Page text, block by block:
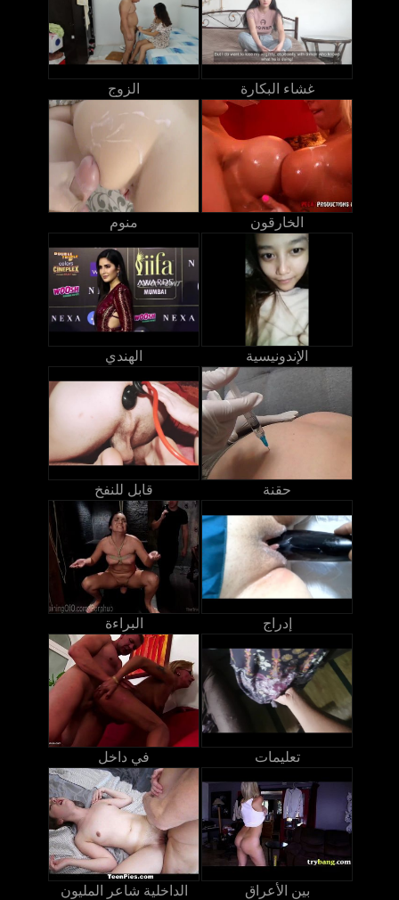
الزوج غشاء البكارة
منوم الخارقون
الهندي الإندونيسية
قابل للنفخ حقنة
البراءة إدراج
في داخل تعليمات
الداخلية شاعر المليون بين الأعراق